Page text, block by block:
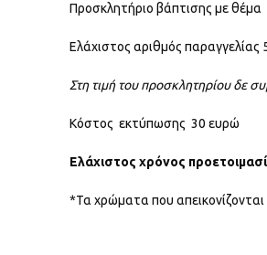
Προσκλητήριο βάπτισης με θέμα
Ελάχιστος αριθμός παραγγελίας
Στη τιμή του προσκλητηρίου δε
Κόστος εκτύπωσης 30 ευρώ
Ελάχιστος χρόνος
*Τα χρώματα που